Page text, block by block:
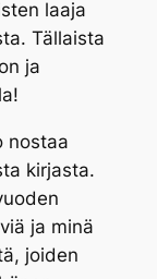
laaja
Tällaista
ja
nostaa
kirjasta.
ja minä
joiden